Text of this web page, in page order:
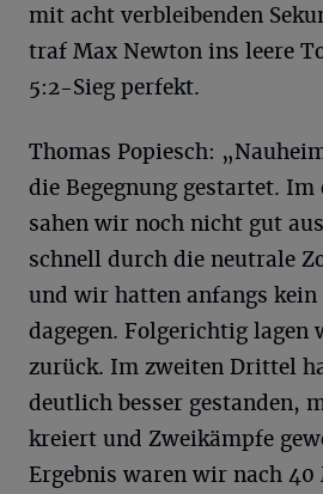
mit acht verbleibenden
traf Max Newton ins leere
5:2-Sieg perfekt.
Thomas Popiesch:
die Begegnung gestartet.
sahen wir noch nicht gut
schnell durch die neutrale
und wir hatten anfangs kein
dagegen. Folgerichtig lagen
zurück. Im zweiten Drittel
deutlich besser gestanden,
kreiert und Zweikämpfe
Ergebnis waren wir nach